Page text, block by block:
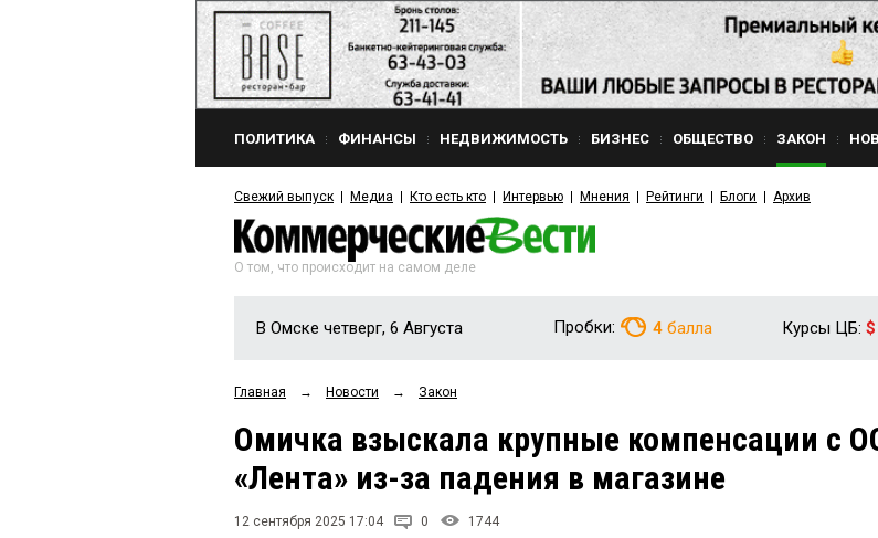
ПОЛИТИКА ФИНАНСЫ НЕДВИЖИМОСТЬ БИЗНЕС ОБЩЕСТВО ЗАКОН
Свежий выпуск Медиа Кто есть кто Интервью Мнения Рейтинги Блоги Архив
О том, что происходит на самом деле
В Омске четверг, 6 Августа Пробки: 4 балла Курсы ЦБ:
Главная → Новости → Закон
Омичка взыскала крупные компенсации с
«Лента» из-за падения в магазине
12 сентября 2025 17:04 0 1744